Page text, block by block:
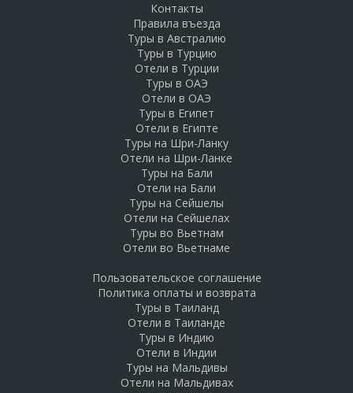
Контакты
Правила въезда
Туры в Австралию
Туры в Турцию
Отели в Турции
Туры в ОАЭ
Отели в ОАЭ
Туры в Египет
Отели в Египте
Туры на Шри-Ланку
Отели на Шри-Ланке
Туры на Бали
Отели на Бали
Туры на Сейшелы
Отели на Сейшелах
Туры во Вьетнам
Отели во Вьетнаме
Пользовательское соглашение
Политика оплаты и возврата
Туры в Таиланд
Отели в Таиланде
Туры в Индию
Отели в Индии
Туры на Мальдивы
Отели на Мальдивах